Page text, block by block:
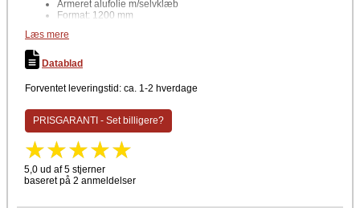
Armeret alufolie m/selvklæb
Format: 1200 mm
Temperatur: 150 °C (max)
CE Godkendt
BoaFlex rørskåle med armeret alufolie er optaget i databasen for
produkter til byggebranchen, der kan anvendes i Svanemærket
byggerier.
Læs mere
Datablad
Forventet leveringstid: ca. 1-2 hverdage
PRISGARANTI - Set billigere?
5,0 ud af 5 stjerner
baseret på 2 anmeldelser